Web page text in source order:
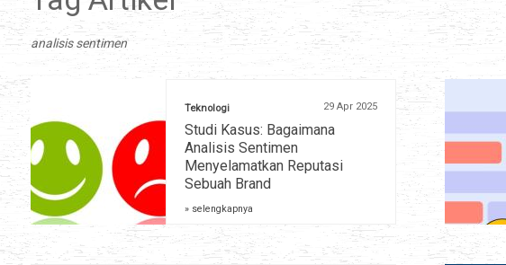
analisis sentimen
Teknologi 29 Apr 2025
Studi Kasus: Bagaimana
Analisis Sentimen
Menyelamatkan Reputasi
Sebuah Brand
» selengkapnya